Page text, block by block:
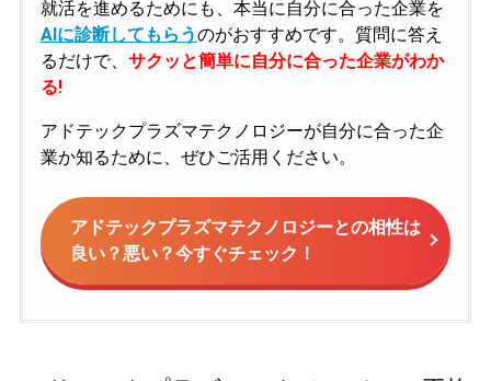
就活を進めるためにも、本当に自分に合った企業を
AIに診断してもらうのがおすすめです。質問に答え
るだけで、 サクッと簡単に自分に合った企業がわか
る!
アドテックプラズマテクノロジーが自分に合った企
業か知るために、ぜひご活用ください。
アドテックプラズマテクノロジーとの相性は
良い？悪い？今すぐチェック！